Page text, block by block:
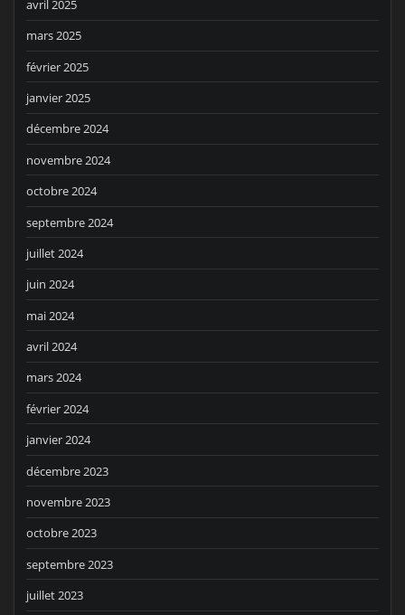
avril 2025
mars 2025
février 2025
janvier 2025
décembre 2024
novembre 2024
octobre 2024
septembre 2024
juillet 2024
juin 2024
mai 2024
avril 2024
mars 2024
février 2024
janvier 2024
décembre 2023
novembre 2023
octobre 2023
septembre 2023
juillet 2023